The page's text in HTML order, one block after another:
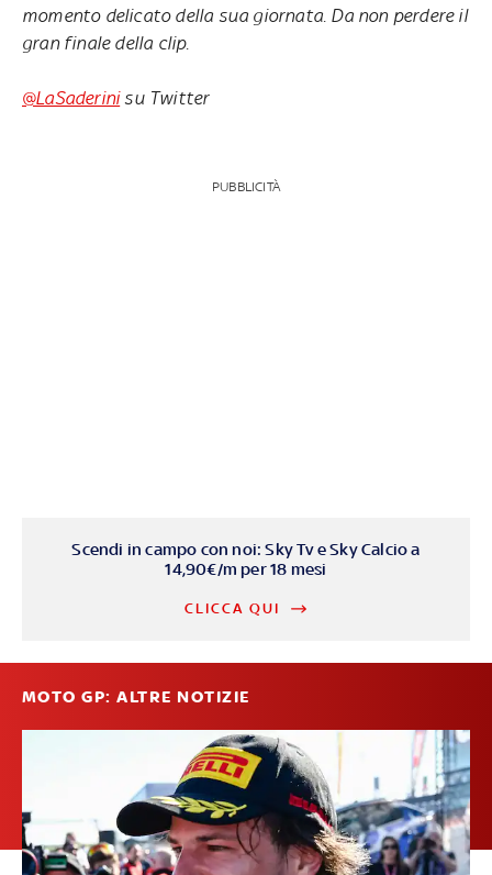
momento delicato della sua giornata. Da non perdere il
gran finale della clip.
@LaSaderinisu Twitter
PUBBLICITÀ
Scendi in campo con noi: Sky Tv e Sky Calcio a
14,90€/m per 18 mesi
CLICCA QUI
MOTO GP: ALTRE NOTIZIE